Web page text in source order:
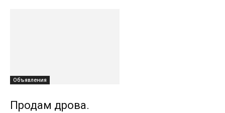
Объявления
Продам дрова.